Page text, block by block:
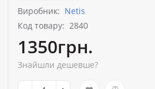
Виробник: Netis
Код товару: 2840
1350грн.
Знайшли дешевше?